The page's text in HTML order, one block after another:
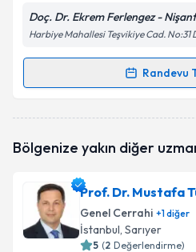
Doç. Dr. Ekrem Ferlengez -
Harbiye Mahallesi Teşvikiye Cad. No:31
Randevu
Randevu Takvimi
talebi oluşturun. Size bu
bilgilendireceğiz.
E-posta Adresiniz
Bölgenize yakın diğer
Prof. Dr. Mustafa
Genel Cerrahi +1diğer
İstanbul, Sarıyer
5 (2 Değerlendirme)